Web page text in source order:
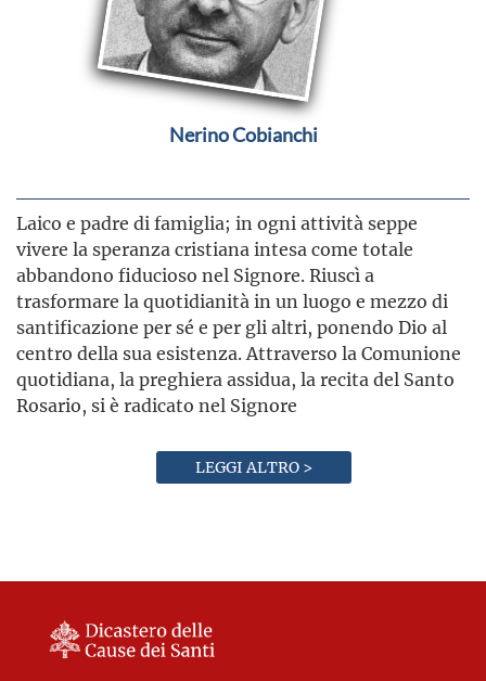
Nerino Cobianchi
Laico e padre di famiglia; in ogni attività seppe
vivere la speranza cristiana intesa come totale
abbandono fiducioso nel Signore. Riuscì a
trasformare la quotidianità in un luogo e mezzo di
santificazione per sé e per gli altri, ponendo Dio al
centro della sua esistenza. Attraverso la Comunione
quotidiana, la preghiera assidua, la recita del Santo
Rosario, si è radicato nel Signore
LEGGI ALTRO >